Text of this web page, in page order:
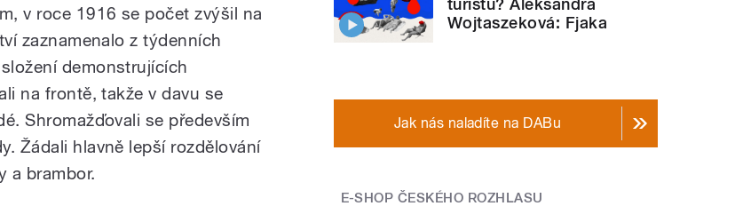
v roce 1916 se počet zvýšil na
zaznamenalo z týdenních
demonstrujících
na frontě, takže v davu se
Shromažďovali se především
Žádali hlavně lepší rozdělování
a brambor.
turistů? Aleksandra
Wojtaszeková: Fjaka
Jak nás naladíte na DABu
E-SHOP ČESKÉHO ROZHLASU